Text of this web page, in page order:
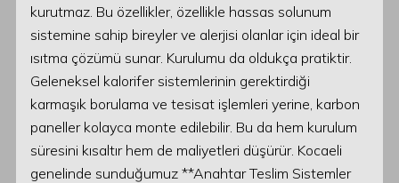
kurutmaz. Bu özellikler, özellikle hassas solunum
sistemine sahip bireyler ve alerjisi olanlar için ideal bir
ısıtma çözümü sunar. Kurulumu da oldukça pratiktir.
Geleneksel kalorifer sistemlerinin gerektirdiği
karmaşık borulama ve tesisat işlemleri yerine, karbon
paneller kolayca monte edilebilir. Bu da hem kurulum
süresini kısaltır hem de maliyetleri düşürür. Kocaeli
genelinde sunduğumuz **Anahtar Teslim Sistemler